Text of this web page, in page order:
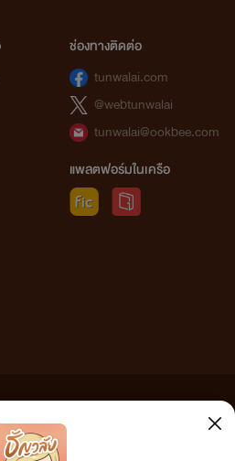
ช่องทางติดต่อ
tunwalai.com
@webtunwalai
tunwalai@ookbee.com
แพลตฟอร์มในเครือ
บต่อข้อความใดๆ ทั้งสิ้น ดังนั้นผู้อ่านทุกท่านโปรดใช้
ากท่านพบข้อความใดๆ ที่ขัดต่อกฎหมายและศีลธรรม